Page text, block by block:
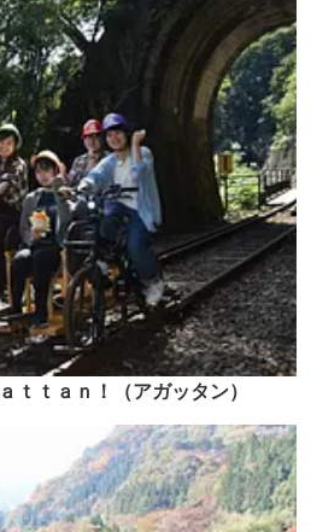
ｔｔａｎ！（アガッタン）